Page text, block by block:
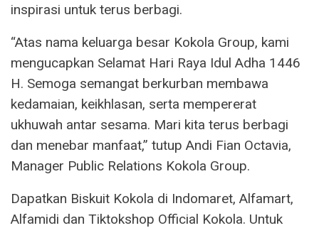
inspirasi untuk terus berbagi.
“Atas nama keluarga besar Kokola Group, kami
mengucapkan Selamat Hari Raya Idul Adha 1446
H. Semoga semangat berkurban membawa
kedamaian, keikhlasan, serta mempererat
ukhuwah antar sesama. Mari kita terus berbagi
dan menebar manfaat,” tutup Andi Fian Octavia,
Manager Public Relations Kokola Group.
Dapatkan Biskuit Kokola di Indomaret, Alfamart,
Alfamidi dan Tiktokshop Official Kokola. Untuk